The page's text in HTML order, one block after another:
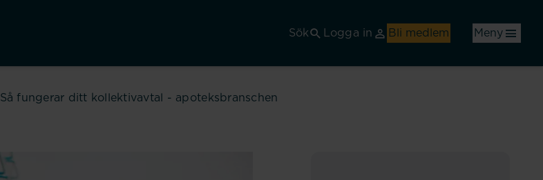
Sök
Logga in Bli medlem Meny
Så fungerar ditt kollektivavtal - apoteksbranschen